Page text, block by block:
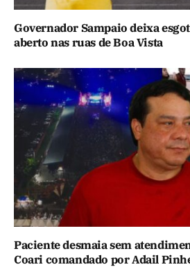
Governador Sampaio deixa
aberto nas ruas de Boa Vista
Paciente desmaia sem
Coari comandado por Adail